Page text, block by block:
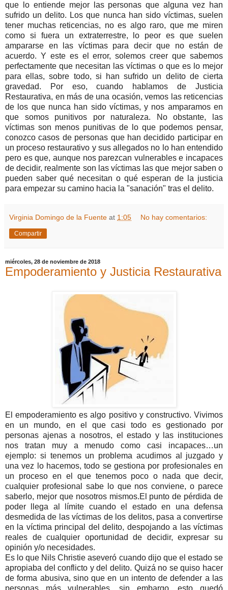
que lo entiende mejor las personas que alguna vez han
sufrido un delito. Los que nunca han sido víctimas, suelen
tener muchas reticencias, no es algo raro, que me miren
como si fuera un extraterrestre, lo peor es que suelen
ampararse en las víctimas para decir que no están de
acuerdo. Y este es el error, solemos creer que sabemos
perfectamente que necesitan las víctimas o que es lo mejor
para ellas, sobre todo, si han sufrido un delito de cierta
gravedad. Por eso, cuando hablamos de Justicia
Restaurativa, en más de una ocasión, vemos las reticencias
de los que nunca han sido víctimas, y nos amparamos en
que somos punitivos por naturaleza. No obstante, las
víctimas son menos punitivas de lo que podemos pensar,
conozco casos de personas que han decidido participar en
un proceso restaurativo y sus allegados no lo han entendido
pero es que, aunque nos parezcan vulnerables e incapaces
de decidir, realmente son las víctimas las que mejor saben o
pueden saber qué necesitan o qué esperan de la justicia
para empezar su camino hacia la "sanación" tras el delito.
Virginia Domingo de la Fuente at 1:05 No hay comentarios:
Compartir
miércoles, 28 de noviembre de 2018
Empoderamiento y Justicia Restaurativa
El empoderamiento es algo positivo y constructivo. Vivimos
en un mundo, en el que casi todo es gestionado por
personas ajenas a nosotros, el estado y las instituciones
nos tratan muy a menudo como casi incapaces…un
ejemplo: si tenemos un problema acudimos al juzgado y
una vez lo hacemos, todo se gestiona por profesionales en
un proceso en el que tenemos poco o nada que decir,
cualquier profesional sabe lo que nos conviene, o parece
saberlo, mejor que nosotros mismos.El punto de pérdida de
poder llega al límite cuando el estado en una defensa
desmedida de las víctimas de los delitos, pasa a convertirse
en la víctima principal del delito, despojando a las víctimas
reales de cualquier oportunidad de decidir, expresar su
opinión y/o necesidades.
Es lo que Nils Christie aseveró cuando dijo que el estado se
apropiaba del conflicto y del delito. Quizá no se quiso hacer
de forma abusiva, sino que en un intento de defender a las
personas más vulnerables, sin embargo, esto quedó